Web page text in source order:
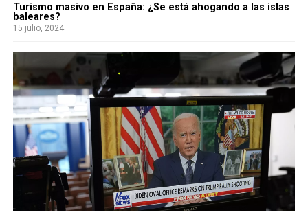
Turismo masivo en España: ¿Se está ahogando a las islas
baleares?
15 julio, 2024